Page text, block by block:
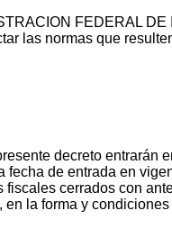
FEDERAL
las normas que
decreto
de entrada en
cerrados con
la forma y